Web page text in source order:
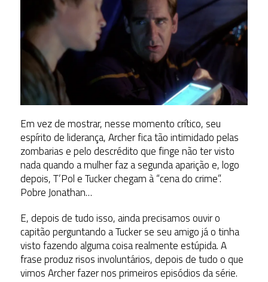
Em vez de mostrar, nesse momento crítico, seu
espírito de liderança, Archer fica tão intimidado pelas
zombarias e pelo descrédito que finge não ter visto
nada quando a mulher faz a segunda aparição e, logo
depois, T’Pol e Tucker chegam à “cena do crime”.
Pobre Jonathan…
E, depois de tudo isso, ainda precisamos ouvir o
capitão perguntando a Tucker se seu amigo já o tinha
visto fazendo alguma coisa realmente estúpida. A
frase produz risos involuntários, depois de tudo o que
vimos Archer fazer nos primeiros episódios da série.